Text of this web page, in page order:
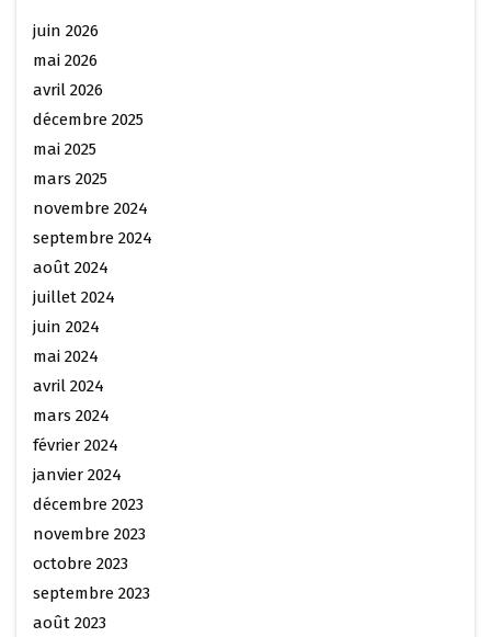
juin 2026
mai 2026
avril 2026
décembre 2025
mai 2025
mars 2025
novembre 2024
septembre 2024
août 2024
juillet 2024
juin 2024
mai 2024
avril 2024
mars 2024
février 2024
janvier 2024
décembre 2023
novembre 2023
octobre 2023
septembre 2023
août 2023